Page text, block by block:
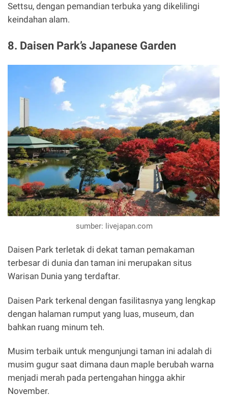
Settsu, dengan pemandian terbuka yang dikelilingi
keindahan alam.
8. Daisen Park’s Japanese Garden
sumber: livejapan.com
Daisen Park terletak di dekat taman pemakaman
terbesar di dunia dan taman ini merupakan situs
Warisan Dunia yang terdaftar.
Daisen Park terkenal dengan fasilitasnya yang lengkap
dengan halaman rumput yang luas, museum, dan
bahkan ruang minum teh.
Musim terbaik untuk mengunjungi taman ini adalah di
musim gugur saat dimana daun maple berubah warna
menjadi merah pada pertengahan hingga akhir
November.